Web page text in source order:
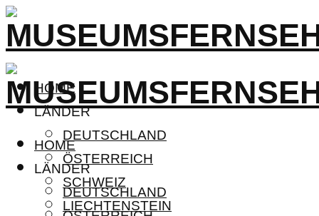
HOME
LÄNDER
DEUTSCHLAND
ÖSTERREICH
SCHWEIZ
LIECHTENSTEIN
HOME
LÄNDER
DEUTSCHLAND